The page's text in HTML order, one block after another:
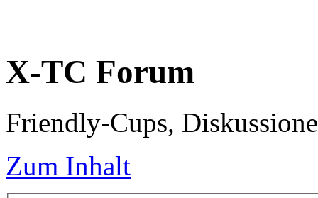
X-TC Forum
Friendly-Cups,
Zum Inhalt